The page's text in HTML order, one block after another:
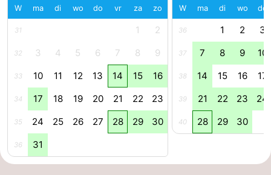
Speeltuinen
-
Minigolfbanen
Natuur
Rondleidingen
Sporten
Zwembaden
-
W ma di wo do vr za zo
31 1 2
32 3 4 5 6 7 8 9
33 10 11 12 13 14 15 16
34 17 18 19 20 21 22 23
35 24 25 26 27 28 29 30
36 31
W ma di wo do
36 1 2 3
37 7 8 9 10
38 14 15 16 17
39 21 22 23 24
40 28 29 30